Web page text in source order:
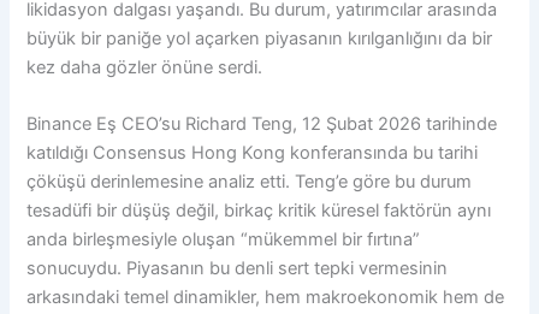
likidasyon dalgası yaşandı. Bu durum, yatırımcılar arasında
büyük bir paniğe yol açarken piyasanın kırılganlığını da bir
kez daha gözler önüne serdi.
Binance Eş CEO’su Richard Teng, 12 Şubat 2026 tarihinde
katıldığı Consensus Hong Kong konferansında bu tarihi
çöküşü derinlemesine analiz etti. Teng’e göre bu durum
tesadüfi bir düşüş değil, birkaç kritik küresel faktörün aynı
anda birleşmesiyle oluşan “mükemmel bir fırtına”
sonucuydu. Piyasanın bu denli sert tepki vermesinin
arkasındaki temel dinamikler, hem makroekonomik hem de